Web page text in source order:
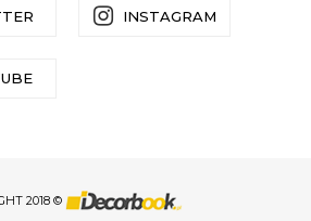
INSTAGRAM
2018 ©